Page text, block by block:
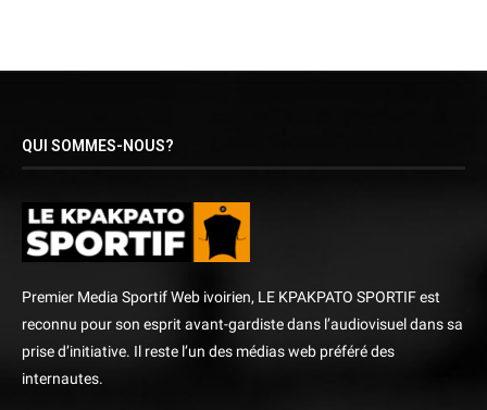
QUI SOMMES-NOUS?
Premier Media Sportif Web ivoirien, LE KPAKPATO SPORTIF est
reconnu pour son esprit avant-gardiste dans l’audiovisuel dans sa
prise d’initiative. Il reste l’un des médias web préféré des
internautes.